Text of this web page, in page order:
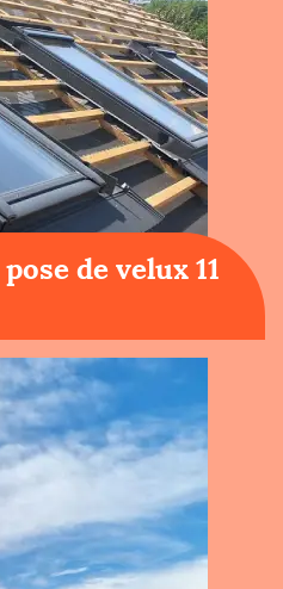
de velux 11